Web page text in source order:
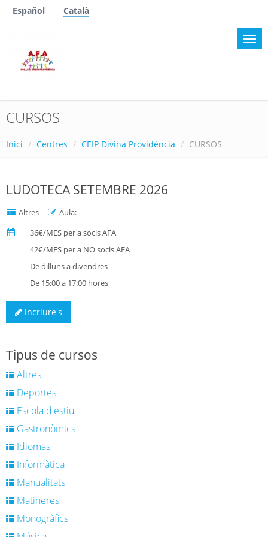
Español Català
CURSOS
Inici Centres CEIP Divina Providència CURSOS
LUDOTECA SETEMBRE 2026
Altres
Aula:
36€/MES per a socis AFA
42€/MES per a NO socis AFA
De dilluns a divendres
De 15:00 a 17:00 hores
Incriure's
Tipus de cursos
Altres
Deportes
Escola d'estiu
Gastronòmics
Idiomas
Informàtica
Manualitats
Matineres
Monogràfics